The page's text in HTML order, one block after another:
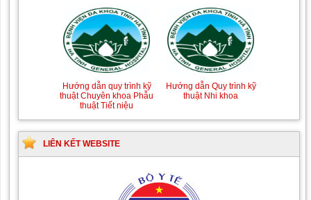
Hướng dẫn quy trình kỹ
thuật Chuyên khoa Phẫu
thuật Tiết niệu
Hướng dẫn Quy trình kỹ
thuật Nhi khoa
LIÊN KẾT WEBSITE